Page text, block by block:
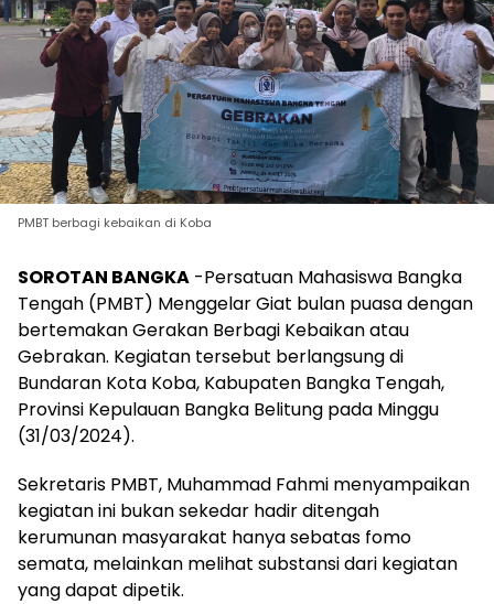
PMBT berbagi kebaikan di Koba
SOROTAN BANGKA -Persatuan Mahasiswa Bangka
Tengah (PMBT) Menggelar Giat bulan puasa dengan
bertemakan Gerakan Berbagi Kebaikan atau
Gebrakan. Kegiatan tersebut berlangsung di
Bundaran Kota Koba, Kabupaten Bangka Tengah,
Provinsi Kepulauan Bangka Belitung pada Minggu
(31/03/2024).
Sekretaris PMBT, Muhammad Fahmi menyampaikan
kegiatan ini bukan sekedar hadir ditengah
kerumunan masyarakat hanya sebatas fomo
semata, melainkan melihat substansi dari kegiatan
yang dapat dipetik.